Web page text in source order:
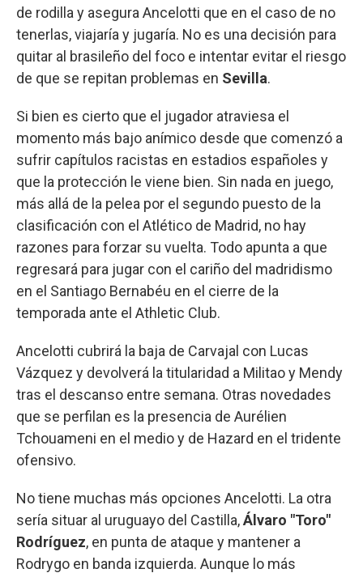
de rodilla y asegura Ancelotti que en el caso de no
tenerlas, viajaría y jugaría. No es una decisión para
quitar al brasileño del foco e intentar evitar el riesgo
de que se repitan problemas en Sevilla.
Si bien es cierto que el jugador atraviesa el
momento más bajo anímico desde que comenzó a
sufrir capítulos racistas en estadios españoles y
que la protección le viene bien. Sin nada en juego,
más allá de la pelea por el segundo puesto de la
clasificación con el Atlético de Madrid, no hay
razones para forzar su vuelta. Todo apunta a que
regresará para jugar con el cariño del madridismo
en el Santiago Bernabéu en el cierre de la
temporada ante el Athletic Club.
Ancelotti cubrirá la baja de Carvajal con Lucas
Vázquez y devolverá la titularidad a Militao y Mendy
tras el descanso entre semana. Otras novedades
que se perfilan es la presencia de Aurélien
Tchouameni en el medio y de Hazard en el tridente
ofensivo.
No tiene muchas más opciones Ancelotti. La otra
sería situar al uruguayo del Castilla,Álvaro "Toro"
Rodríguez, en punta de ataque y mantener a
Rodrygo en banda izquierda. Aunque lo más